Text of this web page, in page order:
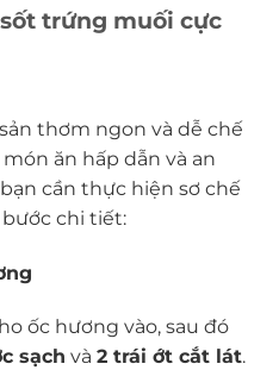
trứng muối cực
thơm ngon và dễ chế
ăn hấp dẫn và an
cần thực hiện sơ chế
bước chi tiết:
ốc hương vào, sau đó
sạch và 2 trái ớt cắt lát.